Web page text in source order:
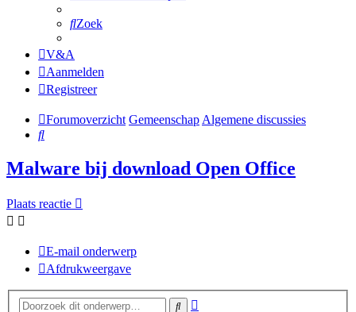
Zoek
V&A
Aanmelden
Registreer
Forumoverzicht Gemeenschap Algemene discussies
Zoek
Malware bij download Open Office
Plaats reactie
E-mail onderwerp
Afdrukweergave
Zoek